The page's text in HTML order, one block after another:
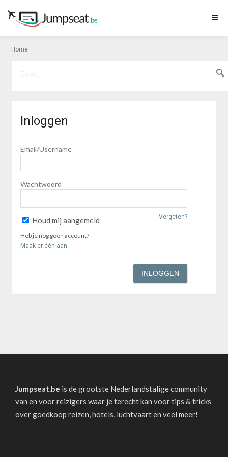
Home
Inloggen
Email/Username
Wachtwoord
Vergeten?
Houd mij aangemeld
Heb je nog geen account?
Maak er één aan.
Jumpseat.be is de grootste Nederlandstalige community
van en voor reizigers waar je terecht kan voor tips & tricks
over goedkoop reizen, hotels, luchtvaart en veel meer!